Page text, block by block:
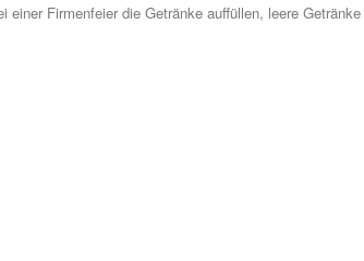
einer Firmenfeier die Getränke auffüllen, leere